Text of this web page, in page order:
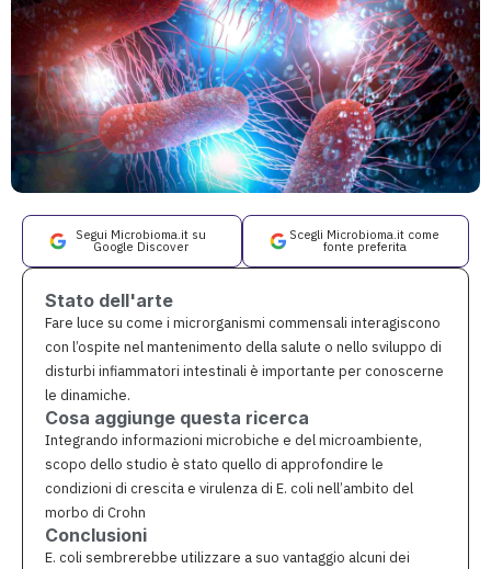
Segui Microbioma.it su
Google Discover
Scegli Microbioma.it come
fonte preferita
Stato dell'arte
Fare luce su come i microrganismi commensali interagiscono
con l’ospite nel mantenimento della salute o nello sviluppo di
disturbi infiammatori intestinali è importante per conoscerne
le dinamiche.
Cosa aggiunge questa ricerca
Integrando informazioni microbiche e del microambiente,
scopo dello studio è stato quello di approfondire le
condizioni di crescita e virulenza di E. coli nell’ambito del
morbo di Crohn
Conclusioni
E. coli sembrerebbe utilizzare a suo vantaggio alcuni dei